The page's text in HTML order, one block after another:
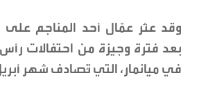
وقد عثر عمّال أحد المناجم على
بعد فترة وجيزة من احتفالات
في ميانمار، التي تُصادف شهر